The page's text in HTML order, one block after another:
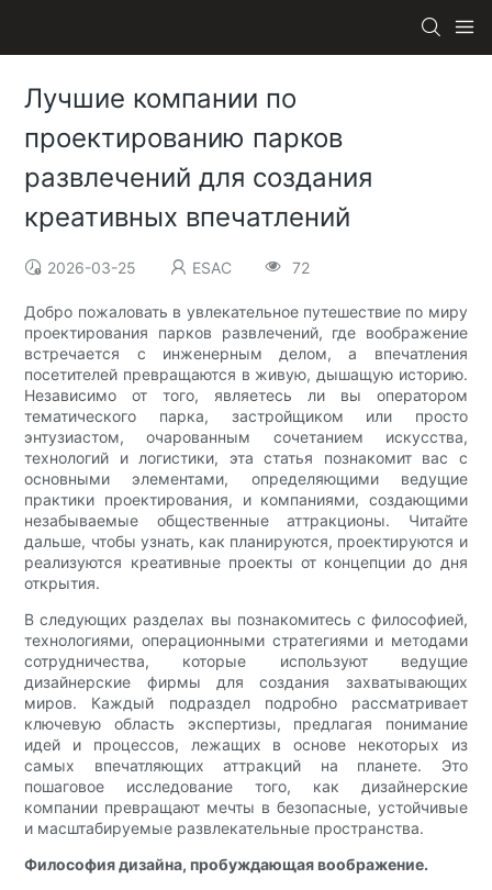
Лучшие компании по
проектированию парков
развлечений для создания
креативных впечатлений
2026-03-25 ESAC 72
Добро пожаловать в увлекательное путешествие по миру
проектирования парков развлечений, где воображение
встречается с инженерным делом, а впечатления
посетителей превращаются в живую, дышащую историю.
Независимо от того, являетесь ли вы оператором
тематического парка, застройщиком или просто
энтузиастом, очарованным сочетанием искусства,
технологий и логистики, эта статья познакомит вас с
основными элементами, определяющими ведущие
практики проектирования, и компаниями, создающими
незабываемые общественные аттракционы. Читайте
дальше, чтобы узнать, как планируются, проектируются и
реализуются креативные проекты от концепции до дня
открытия.
В следующих разделах вы познакомитесь с философией,
технологиями, операционными стратегиями и методами
сотрудничества, которые используют ведущие
дизайнерские фирмы для создания захватывающих
миров. Каждый подраздел подробно рассматривает
ключевую область экспертизы, предлагая понимание
идей и процессов, лежащих в основе некоторых из
самых впечатляющих аттракций на планете. Это
пошаговое исследование того, как дизайнерские
компании превращают мечты в безопасные, устойчивые
и масштабируемые развлекательные пространства.
Философия дизайна, пробуждающая воображение.